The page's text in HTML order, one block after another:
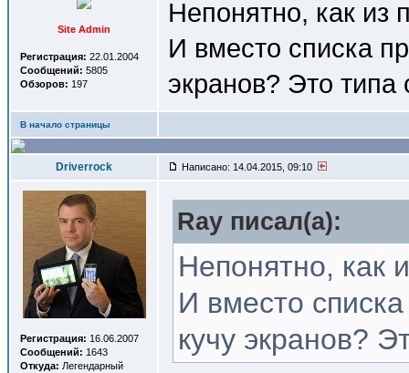
Site Admin
Регистрация: 22.01.2004
Сообщений: 5805
Обзоров: 197
Непонятно, как из
И вместо списка
экранов? Это
В начало страницы
Driverrock Написано: 14.04.2015, 09:10
Регистрация: 16.06.2007
Сообщений: 1643
Откуда: Легендарный
Ray писал(a):
Непонятно, как
И вместо
кучу экранов?